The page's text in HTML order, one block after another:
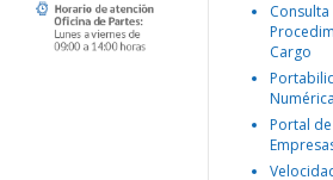
Consulta
Cargo
Portal